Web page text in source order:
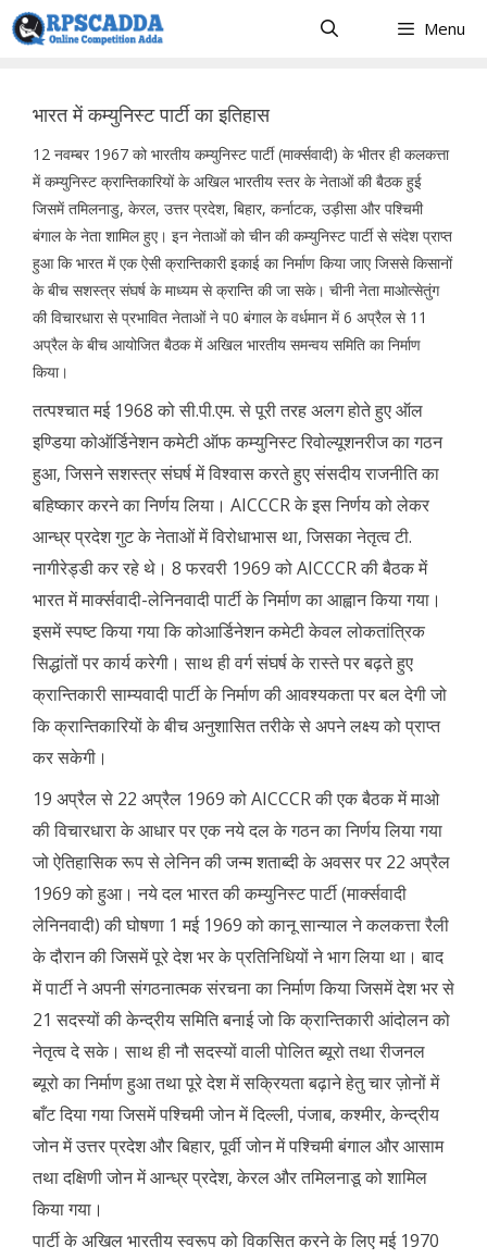
Skip
to
Menu
भारत में कम्युनिस्ट पार्टी का इतिहास
12 नवम्बर 1967 को भारतीय कम्युनिस्ट पार्टी (मार्क्सवादी) के भीतर ही कलकत्ता
में कम्युनिस्ट क्रान्तिकारियों के अखिल भारतीय स्तर के नेताओं की बैठक हुई
जिसमें तमिलनाडु, केरल, उत्तर प्रदेश, बिहार, कर्नाटक, उड़ीसा और पश्चिमी
बंगाल के नेता शामिल हुए। इन नेताओं को चीन की कम्युनिस्ट पार्टी से संदेश प्राप्त
हुआ कि भारत में एक ऐसी क्रान्तिकारी इकाई का निर्माण किया जाए जिससे किसानों
के बीच सशस्त्र संघर्ष के माध्यम से क्रान्ति की जा सके। चीनी नेता माओत्सेतुंग
की विचारधारा से प्रभावित नेताओं ने प0 बंगाल के वर्धमान में 6 अप्रैल से 11
अप्रैल के बीच आयोजित बैठक में अखिल भारतीय समन्वय समिति का निर्माण
किया।
तत्पश्चात मई 1968 को सी.पी.एम. से पूरी तरह अलग होते हुए ऑल
इण्डिया कोऑर्डिनेशन कमेटी ऑफ कम्युनिस्ट रिवोल्यूशनरीज का गठन
हुआ, जिसने सशस्त्र संघर्ष में विश्वास करते हुए संसदीय राजनीति का
बहिष्कार करने का निर्णय लिया। AICCCR के इस निर्णय को लेकर
आन्ध्र प्रदेश गुट के नेताओं में विरोधाभास था, जिसका नेतृत्व टी.
नागीरेड्डी कर रहे थे। 8 फरवरी 1969 को AICCCR की बैठक में
भारत में मार्क्सवादी-लेनिनवादी पार्टी के निर्माण का आह्वान किया गया।
इसमें स्पष्ट किया गया कि कोआर्डिनेशन कमेटी केवल लोकतांत्रिक
सिद्धांतों पर कार्य करेगी। साथ ही वर्ग संघर्ष के रास्ते पर बढ़ते हुए
क्रान्तिकारी साम्यवादी पार्टी के निर्माण की आवश्यकता पर बल देगी जो
कि क्रान्तिकारियों के बीच अनुशासित तरीके से अपने लक्ष्य को प्राप्त
कर सकेगी।
19 अप्रैल से 22 अप्रैल 1969 को AICCCR की एक बैठक में माओ
की विचारधारा के आधार पर एक नये दल के गठन का निर्णय लिया गया
जो ऐतिहासिक रूप से लेनिन की जन्म शताब्दी के अवसर पर 22 अप्रैल
1969 को हुआ। नये दल भारत की कम्युनिस्ट पार्टी (मार्क्सवादी
लेनिनवादी) की घोषणा 1 मई 1969 को कानू सान्याल ने कलकत्ता रैली
के दौरान की जिसमें पूरे देश भर के प्रतिनिधियों ने भाग लिया था। बाद
में पार्टी ने अपनी संगठनात्मक संरचना का निर्माण किया जिसमें देश भर से
21 सदस्यों की केन्द्रीय समिति बनाई जो कि क्रान्तिकारी आंदोलन को
नेतृत्व दे सके। साथ ही नौ सदस्यों वाली पोलित ब्यूरो तथा रीजनल
ब्यूरो का निर्माण हुआ तथा पूरे देश में सक्रियता बढ़ाने हेतु चार ज़ोनों में
बाँट दिया गया जिसमें पश्चिमी जोन में दिल्ली, पंजाब, कश्मीर, केन्द्रीय
जोन में उत्तर प्रदेश और बिहार, पूर्वी जोन में पश्चिमी बंगाल और आसाम
तथा दक्षिणी जोन में आन्ध्र प्रदेश, केरल और तमिलनाडू को शामिल
किया गया।
पार्टी के अखिल भारतीय स्वरूप को विकसित करने के लिए मई 1970